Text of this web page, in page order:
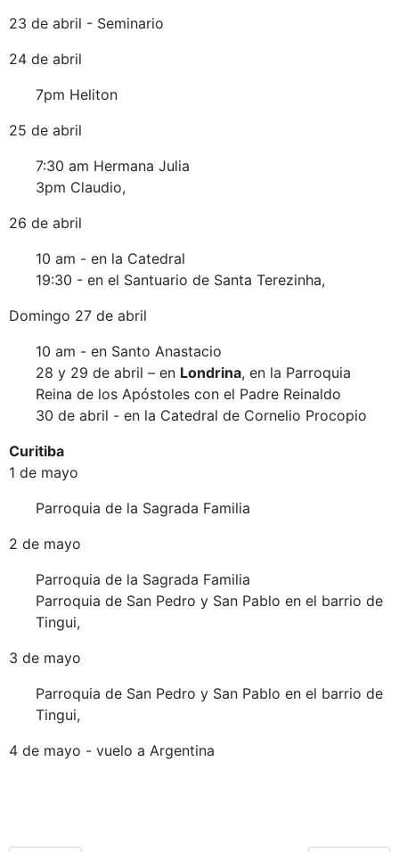
23 de abril - Seminario
24 de abril
7pm Heliton
25 de abril
7:30 am Hermana Julia
3pm Claudio,
26 de abril
10 am - en la Catedral
19:30 - en el Santuario de Santa Terezinha,
Domingo 27 de abril
10 am - en Santo Anastacio
28 y 29 de abril – en Londrina, en la Parroquia
Reina de los Apóstoles con el Padre Reinaldo
30 de abril - en la Catedral de Cornelio Procopio
Curitiba
1 de mayo
Parroquia de la Sagrada Familia
2 de mayo
Parroquia de la Sagrada Familia
Parroquia de San Pedro y San Pablo en el barrio de
Tingui,
3 de mayo
Parroquia de San Pedro y San Pablo en el barrio de
Tingui,
4 de mayo - vuelo a Argentina